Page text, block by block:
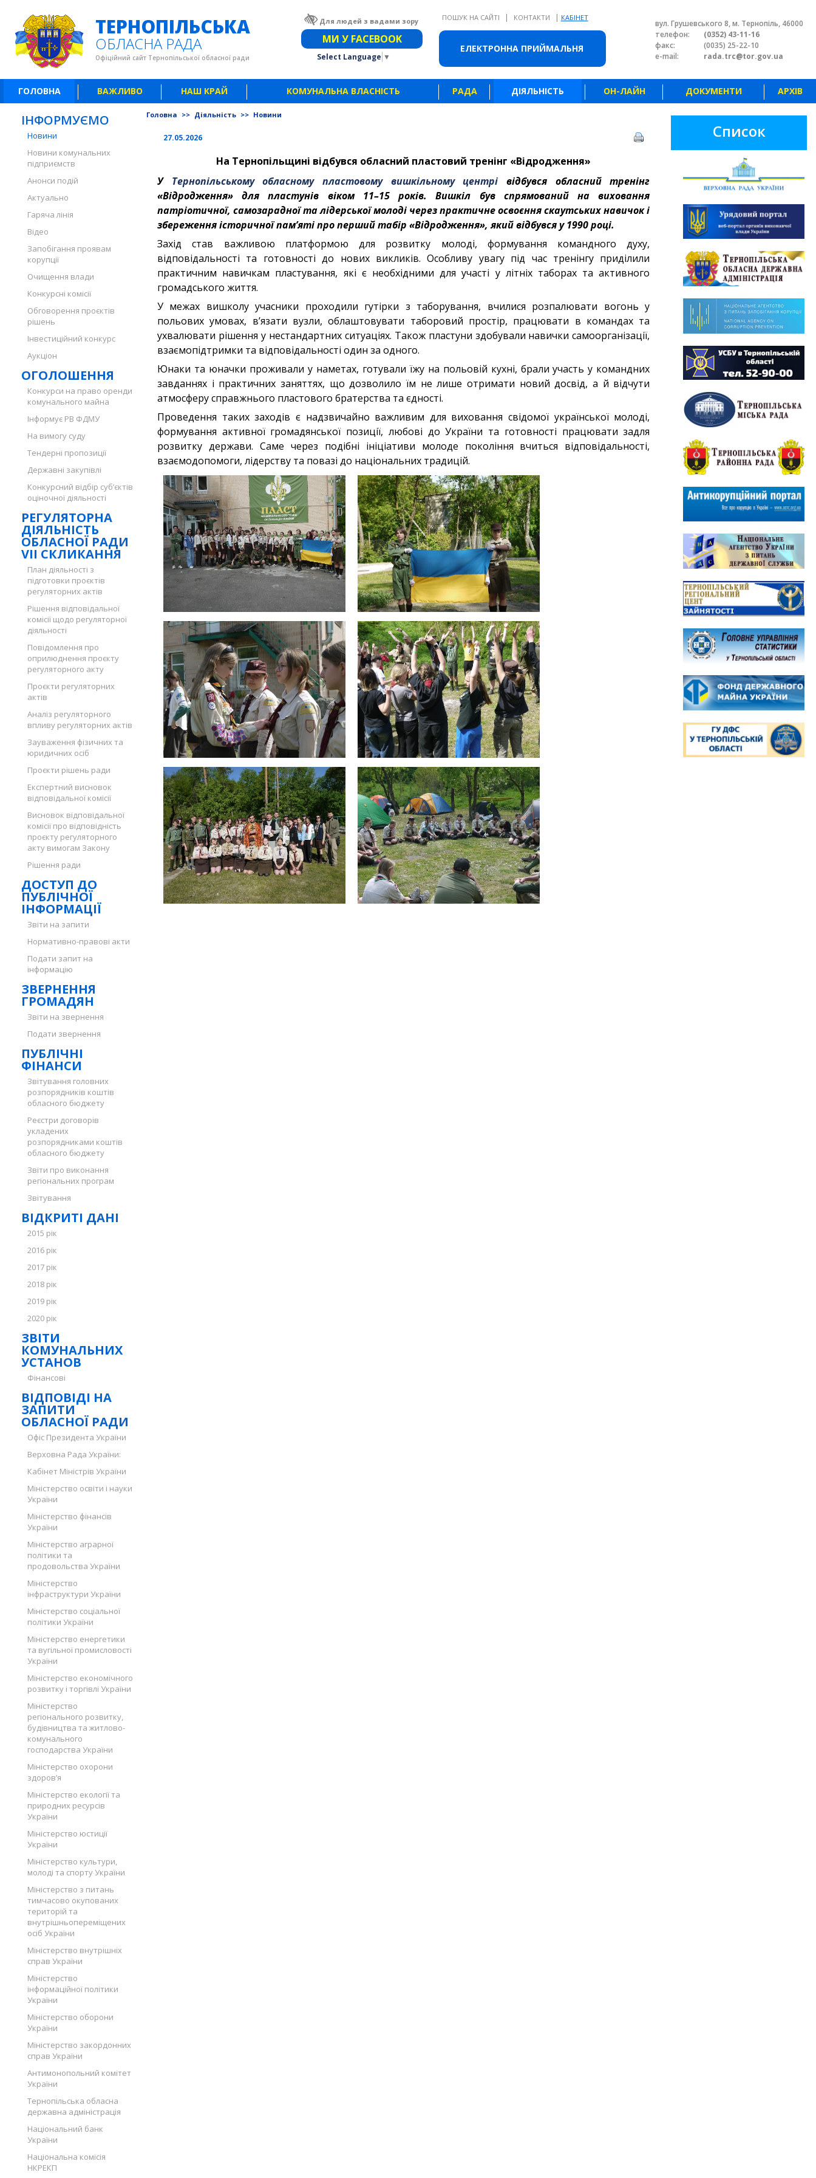
ЕЛЕКТРОННА ПРИЙМАЛЬНЯ
ТЕРНОПІЛЬСЬКА
ОБЛАСНА РАДА
Офіційний сайт Тернопільської обласної ради
Для людей з вадами зору Звичайна версія сайту
МИ У FACEBOOK
Select Language ▼
ПОШУК НА САЙТІ | КОНТАКТИ | КАБІНЕТ
вул. Грушевського 8, м. Тернопіль, 46000
телефон:
(0352) 43-11-16
факс:
(0035) 25-22-10
e-mail:
rada.trc@tor.gov.ua
ГОЛОВНА ВАЖЛИВО НАШ КРАЙ КОМУНАЛЬНА ВЛАСНІСТЬ РАДА ДІЯЛЬНІСТЬ ОН-ЛАЙН ДОКУМЕНТИ АРХІВ
ІНФОРМУЄМО
Новини
Новини комунальних
підприємств
Анонси подій
Актуально
Гаряча лінія
Відео
Запобігання проявам
корупції
Очищення влади
Конкурсні комісії
Обговорення проєктів
рішень
Інвестиційний конкурс
Аукціон
ОГОЛОШЕННЯ
Конкурси на право оренди
комунального майна
Інформує РВ ФДМУ
На вимогу суду
Тендерні пропозиції
Державні закупівлі
Конкурсний відбір суб’єктів
оціночної діяльності
РЕГУЛЯТОРНА
ДІЯЛЬНІСТЬ
ОБЛАСНОЇ РАДИ
VII СКЛИКАННЯ
План діяльності з
підготовки проєктів
регуляторних актів
Рішення відповідальної
комісії щодо регуляторної
діяльності
Повідомлення про
оприлюднення проєкту
регуляторного акту
Проєкти регуляторних
актів
Аналіз регуляторного
впливу регуляторних актів
Зауваження фізичних та
юридичних осіб
Проєкти рішень ради
Експертний висновок
відповідальної комісії
Висновок відповідальної
комісії про відповідність
проєкту регуляторного
акту вимогам Закону
Рішення ради
ДОСТУП ДО
ПУБЛІЧНОЇ
ІНФОРМАЦІЇ
Звіти на запити
Нормативно-правові акти
Подати запит на
інформацію
ЗВЕРНЕННЯ
ГРОМАДЯН
Звіти на звернення
Подати звернення
ПУБЛІЧНІ
ФІНАНСИ
Звітування головних
розпорядників коштів
обласного бюджету
Реєстри договорів
укладених
розпорядниками коштів
обласного бюджету
Звіти про виконання
регіональних програм
Звітування
ВІДКРИТІ ДАНІ
2015 рік
2016 рік
2017 рік
2018 рік
2019 рік
2020 рік
ЗВІТИ
КОМУНАЛЬНИХ
УСТАНОВ
Фінансові
ВІДПОВІДІ НА
ЗАПИТИ
ОБЛАСНОЇ РАДИ
Офіс Президента України
Верховна Рада України:
Кабінет Міністрів України
Міністерство освіти і науки
України
Міністерство фінансів
України
Міністерство аграрної
політики та
продовольства України
Міністерство
інфраструктури України
Міністерство соціальної
політики України
Міністерство енергетики
та вугільної промисловості
України
Міністерство економічного
розвитку і торгівлі України
Міністерство
регіонального розвитку,
будівництва та житлово-
комунального
господарства України
Міністерство охорони
здоров’я
Міністерство екології та
природних ресурсів
України
Міністерство юстиції
України
Міністерство культури,
молоді та спорту України
Міністерство з питань
тимчасово окупованих
територій та
внутрішньопереміщених
осіб України
Міністерство внутрішніх
справ України
Міністерство
інформаційної політики
України
Міністерство оборони
України
Міністерство закордонних
справ України
Антимонопольний комітет
України
Тернопільська обласна
державна адміністрація
Національний банк
України
Національна комісія
НКРЕКП
Головна >> Діяльність >> Новини
27.05.2026
На Тернопільщині відбувся обласний пластовий тренінг «Відродження»
У Тернопільському обласному пластовому вишкільному центрі відбувся обласний тренінг
«Відродження» для пластунів віком 11–15 років. Вишкіл був спрямований на виховання
патріотичної, самозарадної та лідерської молоді через практичне освоєння скаутських навичок і
збереження історичної пам’яті про перший табір «Відродження», який відбувся у 1990 році.
Захід став важливою платформою для розвитку молоді, формування командного духу,
відповідальності та готовності до нових викликів. Особливу увагу під час тренінгу приділили
практичним навичкам пластування, які є необхідними для участі у літніх таборах та активного
громадського життя.
У межах вишколу учасники проходили гутірки з таборування, вчилися розпалювати вогонь у
польових умовах, в’язати вузли, облаштовувати таборовий простір, працювати в командах та
ухвалювати рішення у нестандартних ситуаціях. Також пластуни здобували навички самоорганізації,
взаємопідтримки та відповідальності один за одного.
Юнаки та юначки проживали у наметах, готували їжу на польовій кухні, брали участь у командних
завданнях і практичних заняттях, що дозволило їм не лише отримати новий досвід, а й відчути
атмосферу справжнього пластового братерства та єдності.
Проведення таких заходів є надзвичайно важливим для виховання свідомої української молоді,
формування активної громадянської позиції, любові до України та готовності працювати задля
розвитку держави. Саме через подібні ініціативи молоде покоління вчиться відповідальності,
взаємодопомоги, лідерству та повазі до національних традицій.
Список